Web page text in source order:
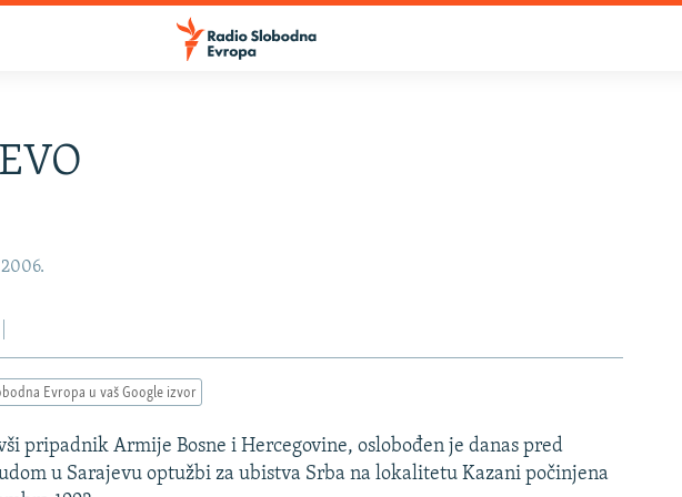
Evropa u vaš Google izvor
pripadnik Armije Bosne i Hercegovine, oslobođen je danas pred
u Sarajevu optužbi za ubistva Srba na lokalitetu Kazani počinjena